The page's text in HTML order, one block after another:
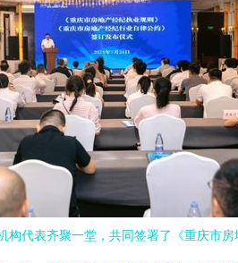
代表齐聚一堂，共同签署了《重庆市